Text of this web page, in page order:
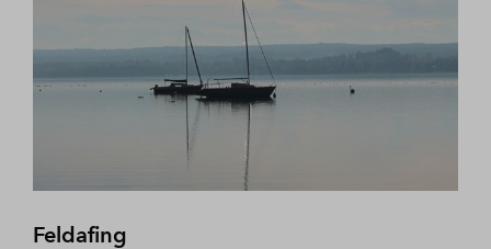
Feldafing